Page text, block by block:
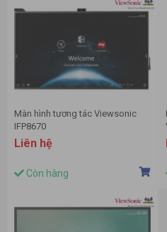
Màn hình tương tác Viewsonic
IFP8670
Liên hệ
Còn hàng